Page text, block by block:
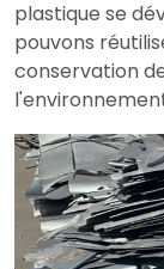
plastique se
pouvons
conservation